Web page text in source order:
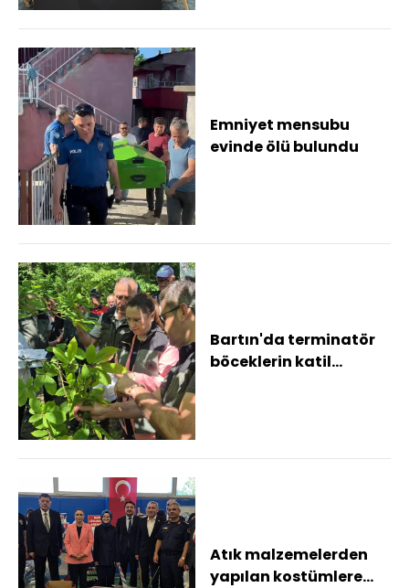
Emniyet mensubu
evinde ölü bulundu
Bartın'da terminatör
böceklerin katil
Atık malzemelerden
yapılan kostümlere